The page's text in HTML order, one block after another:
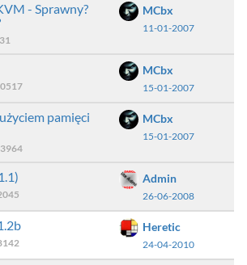
- Sprawny?
MCbx
11-01-2007
MCbx
15-01-2007
pamięci
3964
MCbx
15-01-2007
Admin
26-06-2008
Heretic
24-04-2010